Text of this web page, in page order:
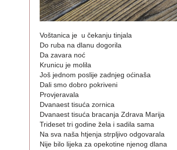
Voštanica je u čekanju tinjala
Do ruba na dlanu dogorila
Da zavara noć
Krunicu je molila
Još jednom poslije zadnjeg oćinaša
Dali smo dobro pokriveni
Provjeravala
Dvanaest tisuća zornica
Dvanaest tisuća bracanja Zdrava Marija
Trideset tri godine žela i sadila sama
Na sva naša htjenja strpljivo odgovarala
Nije bilo lijeka za opekotine njenog dlana